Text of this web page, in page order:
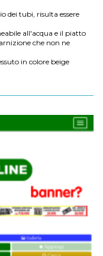
dei tubi, risulta essere
all'acqua e il piatto
che non ne
in colore beige